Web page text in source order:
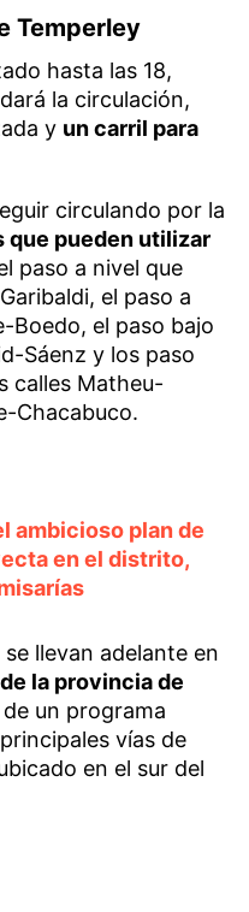
Temperley
hasta las 18,
la circulación,
y un carril para
circulando por la
que pueden utilizar
paso a nivel que
el paso a
Boedo, el paso bajo
Sáenz y los paso
calles Matheu-
Chacabuco.
ambicioso plan de
en el distrito,
llevan adelante en
la provincia de
un programa
vías de
en el sur del